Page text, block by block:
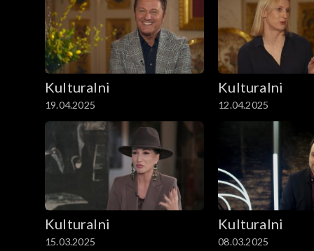
Kulturalni
19.04.2025
Kulturalni
12.04.2025
Kulturalni
15.03.2025
Kulturalni
08.03.2025